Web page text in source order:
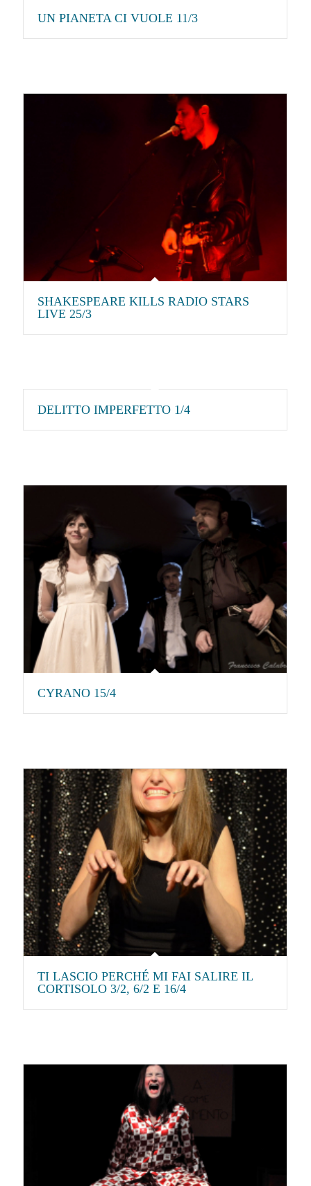
UN PIANETA CI VUOLE 11/3
SHAKESPEARE KILLS RADIO STARS
LIVE 25/3
DELITTO IMPERFETTO 1/4
CYRANO 15/4
TI LASCIO PERCHÉ MI FAI SALIRE IL
CORTISOLO 3/2, 6/2 E 16/4